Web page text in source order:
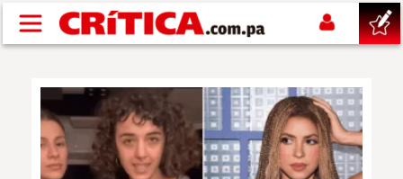
Pasar al contenido principal
SUCESOS